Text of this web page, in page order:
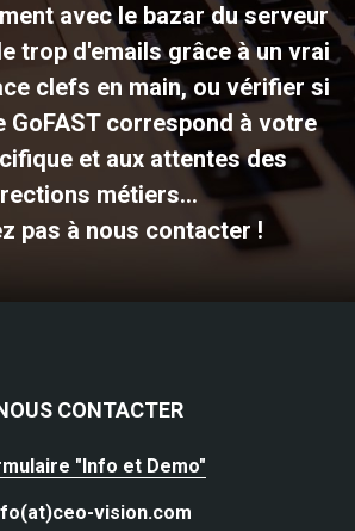
avec le bazar du serveur
trop d'emails grâce à un vrai
clefs en main, ou vérifier si
GoFAST correspond à votre
et aux attentes des
métiers...
pas à nous contacter !
CONTACTER
"Info et Demo"
vision.com